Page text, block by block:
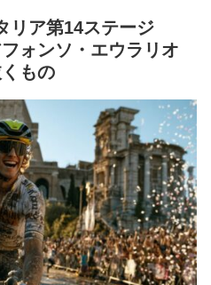
リア第14ステージ
ォンソ・エウラリオ
もの